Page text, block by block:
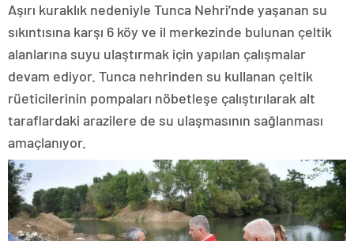
Aşırı kuraklık nedeniyle Tunca Nehri’nde yaşanan su
sıkıntısına karşı 6 köy ve il merkezinde bulunan çeltik
alanlarına suyu ulaştırmak için yapılan çalışmalar
devam ediyor. Tunca nehrinden su kullanan çeltik
rüeticilerinin pompaları nöbetleşe çalıştırılarak alt
taraflardaki arazilere de su ulaşmasının sağlanması
amaçlanıyor.